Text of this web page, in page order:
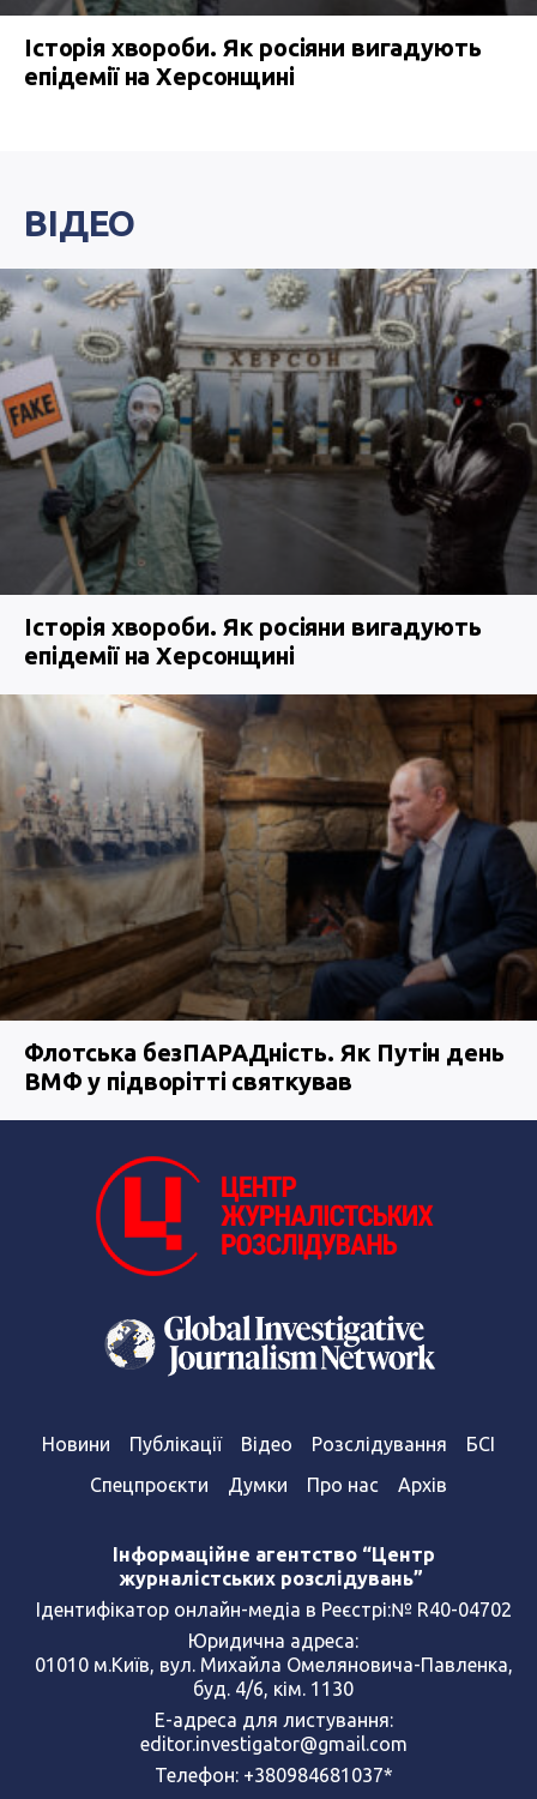
Історія хвороби. Як росіяни вигадують
епідемії на Херсонщині
ВІДЕО
Історія хвороби. Як росіяни вигадують
епідемії на Херсонщині
Флотська безПАРАДність. Як Путін день
ВМФ у підворітті святкував
Новини Публікації Відео Розслідування
БСІ
Спецпроєкти
Думки Про нас Архів
Інформаційне агентство “Центр
журналістських розслідувань”
Ідентифікатор онлайн-медіа в Реєстрі:№ R40-04702
Юридична адреса:
01010 м.Київ, вул. Михайла Омеляновича-Павленка,
буд. 4/6, кім. 1130
Е-адреса для листування:
editor.investigator@gmail.com
Телефон: +380984681037*